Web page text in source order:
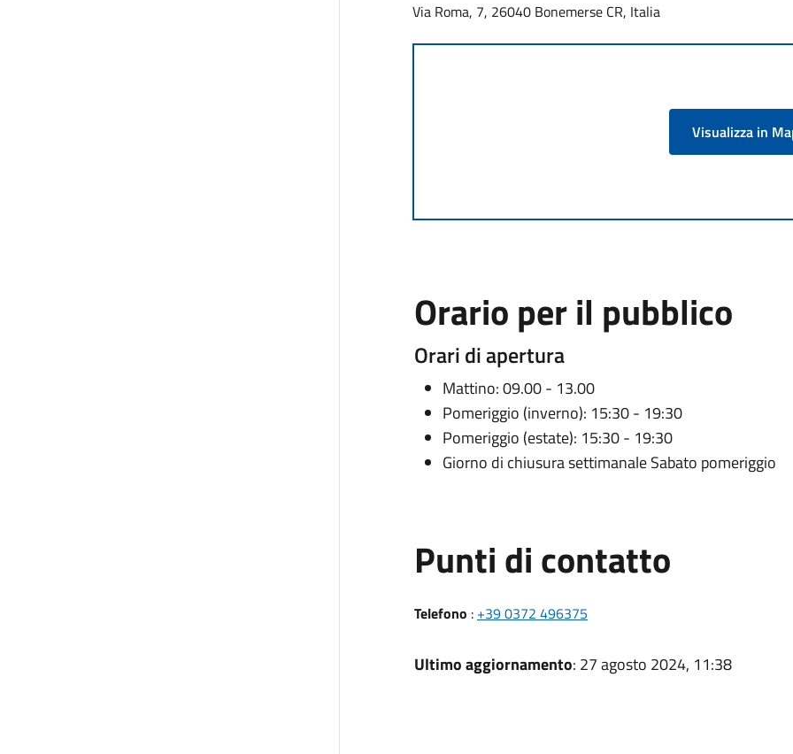
Via Roma, 7, 26040 Bonemerse CR, Italia
Visualizza in
Orario per il pubblico
Orari di apertura
Mattino: 09.00 - 13.00
Pomeriggio (inverno): 15:30 - 19:30
Pomeriggio (estate): 15:30 - 19:30
Giorno di chiusura settimanale Sabato pomeriggio
Punti di contatto
Telefono : +39 0372 496375
Ultimo aggiornamento: 27 agosto 2024, 11:38